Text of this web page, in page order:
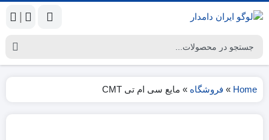
Home
» فروشگاه » مایع سی ام تی CMT